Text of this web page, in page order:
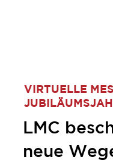
VIRTUELLE
LMC
neue